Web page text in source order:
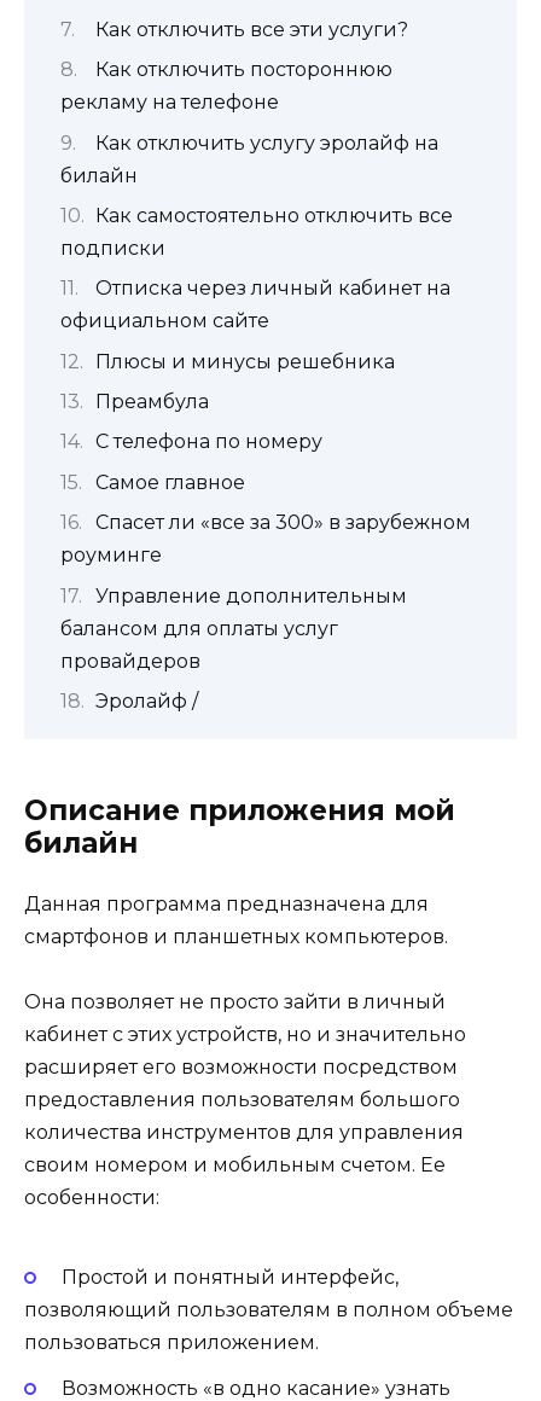
Как отключить все эти услуги?
Как отключить постороннюю
рекламу на телефоне
Как отключить услугу эролайф на
билайн
Как самостоятельно отключить все
подписки
Отписка через личный кабинет на
официальном сайте
Плюсы и минусы решебника
Преамбула
С телефона по номеру
Самое главное
Спасет ли «все за 300» в зарубежном
роуминге
Управление дополнительным
балансом для оплаты услуг
провайдеров
Эролайф /
Описание приложения мой
билайн
Данная программа предназначена для
смартфонов и планшетных компьютеров.
Она позволяет не просто зайти в личный
кабинет с этих устройств, но и значительно
расширяет его возможности посредством
предоставления пользователям большого
количества инструментов для управления
своим номером и мобильным счетом. Ее
особенности:
Простой и понятный интерфейс,
позволяющий пользователям в полном объеме
пользоваться приложением.
Возможность «в одно касание» узнать